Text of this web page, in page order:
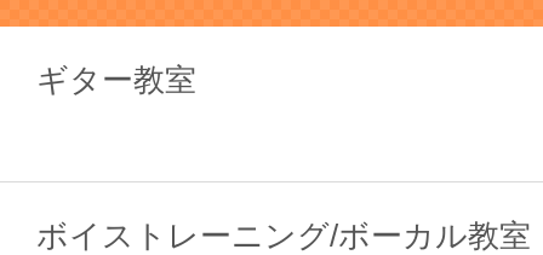
ギター教室
ボイストレーニング/ボーカル教室